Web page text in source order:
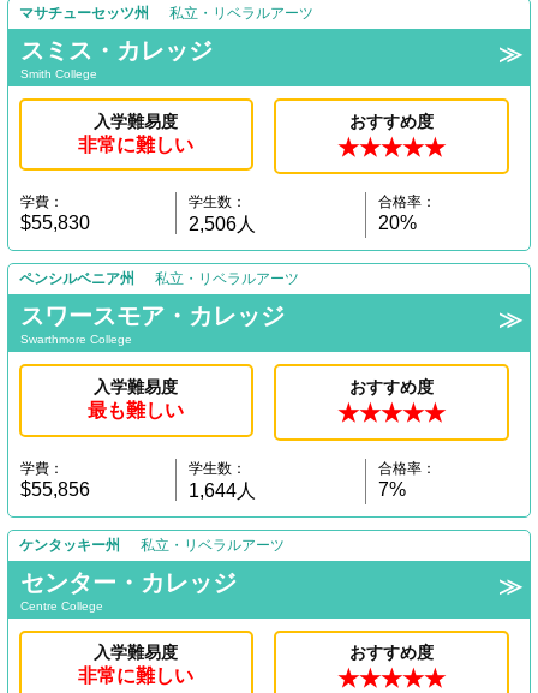
マサチューセッツ州 私立・リベラルアーツ
スミス・カレッジ
Smith College
入学難易度
非常に難しい
おすすめ度
★★★★★
学費：
$55,830
学生数：
2,506人
合格率：
20%
ペンシルベニア州 私立・リベラルアーツ
スワースモア・カレッジ
Swarthmore College
入学難易度
最も難しい
おすすめ度
★★★★★
学費：
$55,856
学生数：
1,644人
合格率：
7%
ケンタッキー州 私立・リベラルアーツ
センター・カレッジ
Centre College
入学難易度
非常に難しい
おすすめ度
★★★★★